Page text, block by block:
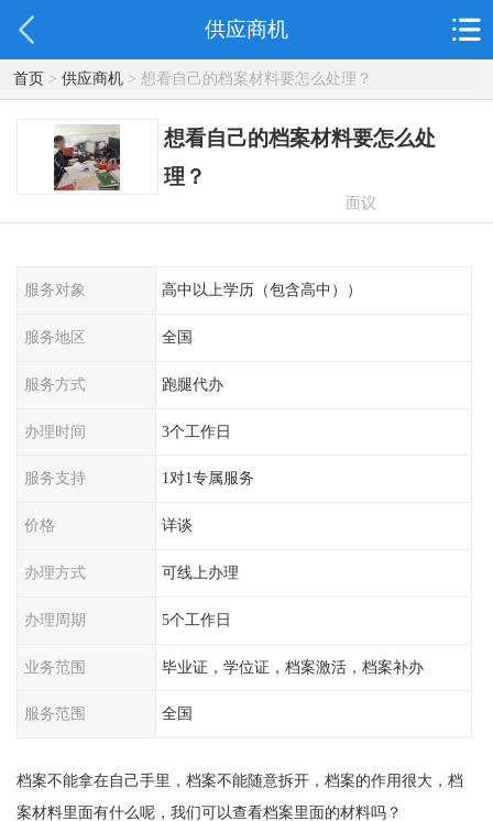
供应商机
首页> 供应商机> 想看自己的档案材料要怎么处理？
想看自己的档案材料要怎么处
理？
面议
服务对象 高中以上学历（包含高中））
服务地区 全国
服务方式 跑腿代办
办理时间 3个工作日
服务支持 1对1专属服务
价格 详谈
办理方式 可线上办理
办理周期 5个工作日
业务范围 毕业证，学位证，档案激活，档案补办
服务范围 全国
档案不能拿在自己手里，档案不能随意拆开，档案的作用很大，档
案材料里面有什么呢，我们可以查看档案里面的材料吗？